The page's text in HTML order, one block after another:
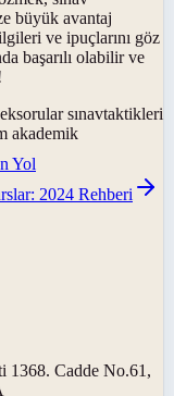
büyük avantaj
ve ipuçlarını göz
başarılı olabilir ve
sınavtaktikleri
akademik
Yol
2024 Rehberi
1368. Cadde No.61,